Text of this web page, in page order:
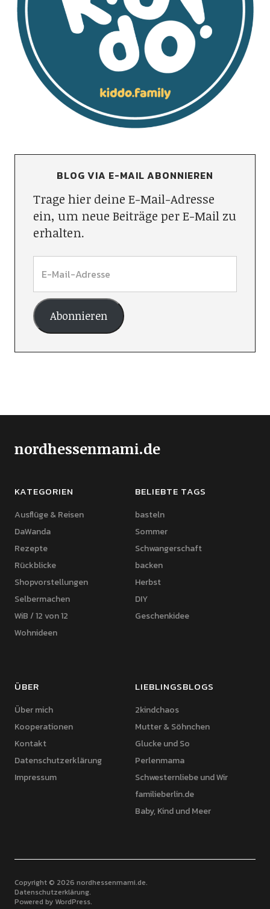
BLOG VIA E-MAIL ABONNIEREN
Trage hier deine E-Mail-Adresse
ein, um neue Beiträge per E-Mail zu
erhalten.
Abonnieren
nordhessenmami.de
KATEGORIEN
Ausflüge & Reisen
DaWanda
Rezepte
Rückblicke
Shopvorstellungen
Selbermachen
WiB / 12 von 12
Wohnideen
BELIEBTE TAGS
basteln
Sommer
Schwangerschaft
backen
Herbst
DIY
Geschenkidee
ÜBER
Über mich
Kooperationen
Kontakt
Datenschutzerklärung
Impressum
LIEBLINGSBLOGS
2kindchaos
Mutter & Söhnchen
Glucke und So
Perlenmama
Schwesternliebe und Wir
familieberlin.de
Baby, Kind und Meer
Copyright © 2026 nordhessenmami.de
Datenschutzerklärung
Powered by WordPress